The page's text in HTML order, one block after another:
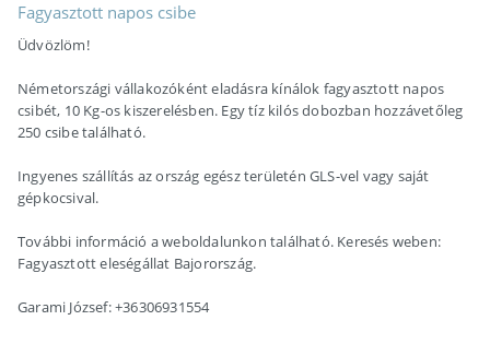
Fagyasztott napos csibe
Üdvözlöm!
Németországi vállakozóként eladásra kínálok fagyasztott napos
csibét, 10 Kg-os kiszerelésben. Egy tíz kilós dobozban hozzávetőleg
250 csibe található.
Ingyenes szállítás az ország egész területén GLS-vel vagy saját
gépkocsival.
További információ a weboldalunkon található. Keresés weben:
Fagyasztott eleségállat Bajorország.
Garami József: +36306931554